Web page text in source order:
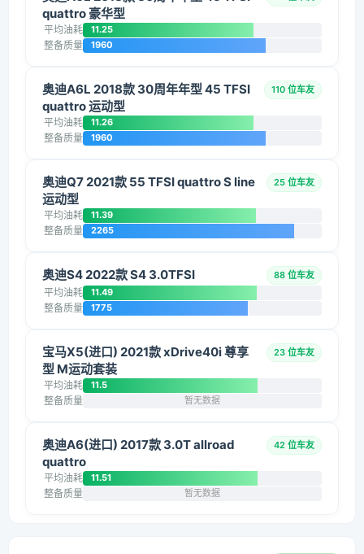
quattro 豪华型
平均油耗 11.25
整备质量 1960
奥迪A6L 2018款 30周年年型 45 TFSI
quattro 运动型
110 位车友
平均油耗 11.26
整备质量 1960
奥迪Q7 2021款 55 TFSI quattro S line
运动型
25 位车友
平均油耗 11.39
整备质量 2265
奥迪S4 2022款 S4 3.0TFSI 88 位车友
平均油耗 11.49
整备质量 1775
宝马X5(进口) 2021款 xDrive40i 尊享
型 M运动套装
23 位车友
平均油耗 11.5
整备质量 暂无数据
奥迪A6(进口) 2017款 3.0T allroad
quattro
42 位车友
平均油耗 11.51
整备质量 暂无数据